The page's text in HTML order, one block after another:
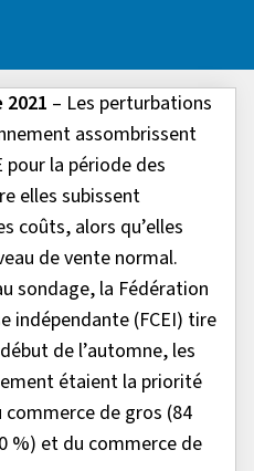
– Les perturbations
assombrissent
pour la période des
elles subissent
coûts, alors qu’elles
de vente normal.
sondage, la Fédération
indépendante (FCEI) tire
de l’automne, les
étaient la priorité
commerce de gros (84
%) et du commerce de